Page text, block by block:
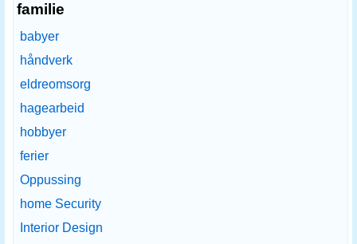
familie
babyer
håndverk
eldreomsorg
hagearbeid
hobbyer
ferier
Oppussing
home Security
Interior Design